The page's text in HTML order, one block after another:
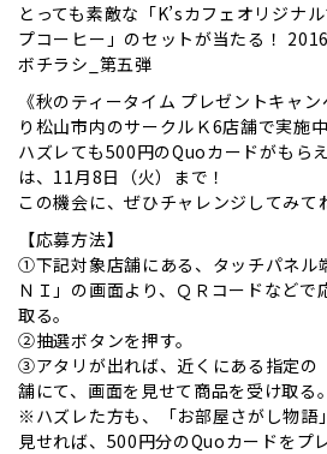
とっても素敵な「K’sカフェオリジナ
プコーヒー」のセットが当たる！
ボチラシ_第五弾
《秋のティータイム プレゼントキャ
り松山市内のサークルＫ6店舗で実施中
ハズレても500円のQuoカードがもら
は、11月8日（火）まで！
この機会に、ぜひチャレンジしてみて
【応募方法】
①下記対象店舗にある、タッチパネル
ＮＩ」の画面より、ＱＲコードなどで
取る。
②抽選ボタンを押す。
③アタリが出れば、近くにある指定の
舗にて、画面を見せて商品を受け取る。
※ハズレた方も、「お部屋さがし物語
見せれば、500円分のQuoカードをプ